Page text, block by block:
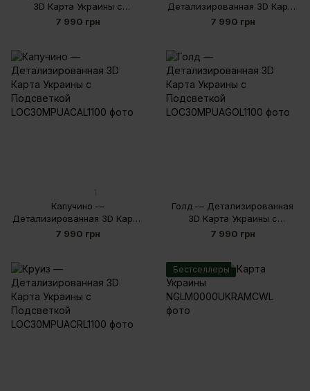
3D Карта Украины с
Подсветкой
7 990 грн
Детализированная 3D Карта
Украины с Подсветкой
7 990 грн
Капучино —
Детализированная 3D Карта
Украины с Подсветкой
7 990 грн
Голд — Детализированная
3D Карта Украины с
Подсветкой
7 990 грн
Бестселлеры